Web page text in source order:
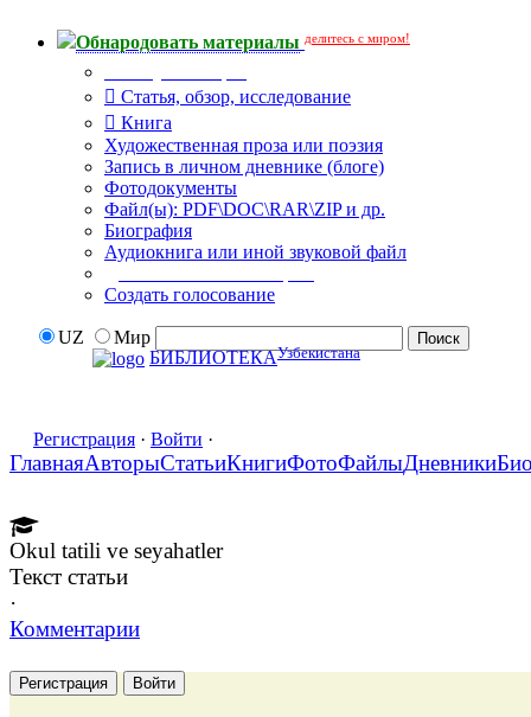
Обнародовать материалы делитесь с миром!
Статья, обзор, исследование
Книга
Художественная проза или поэзия
Запись в личном дневнике (блоге)
Фотодокументы
Файл(ы): PDF\DOC\RAR\ZIP и др.
Биография
Аудиокнига или иной звуковой файл
Создать голосование
UZ
Мир
БИБЛИОТЕКАУзбекистана
Регистрация · Войти ·
ГлавнаяАвторыСтатьиКнигиФотоФайлыДневники
Okul tatili ve seyahatler
Текст статьи
·
Комментарии
Регистрация Войти